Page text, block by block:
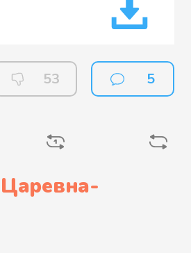
53 5
Царевна-